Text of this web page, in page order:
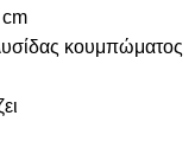
κουμπώματος